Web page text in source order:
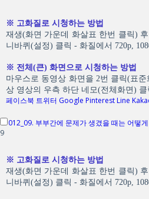
※ 고화질로 시청하는 방법
재생(화면 가운데 화살표 한번 클릭)
니바퀴(설정) 클릭 - 화질에서 720p,
※ 전체(큰) 화면으로 시청하는 방법
마우스로 동영상 화면을 2번 클릭(표
상 영상의 우측 하단 네모(전체화면) 클
페이스북 트위터 Google Pinterest Line
9
012_09. 부부간에 문제가 생겼을 때는 어떻
※ 고화질로 시청하는 방법
재생(화면 가운데 화살표 한번 클릭)
니바퀴(설정) 클릭 - 화질에서 720p,